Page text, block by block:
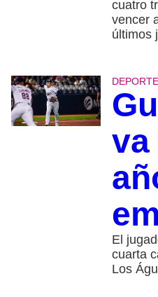
cuatro
vencer
últimos
va
El
cuarta
Los